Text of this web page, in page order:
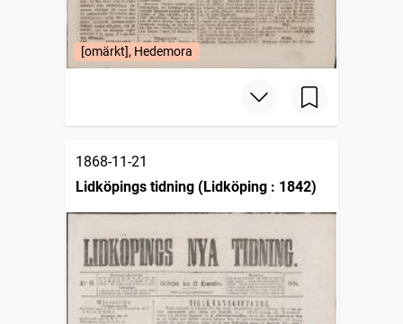
[omärkt], Hedemora
1868-11-21
Lidköpings tidning (Lidköping : 1842)